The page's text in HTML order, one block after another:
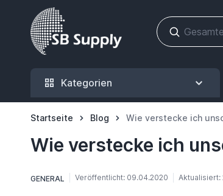
Zum Inhalt springen
Kategorien
Startseite Blog Wie verstecke ich
Wie verstecke ich
GENERAL Veröffentlicht: 09.04.2020 Aktualisiert: